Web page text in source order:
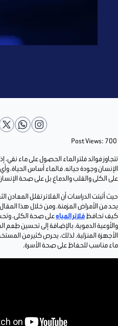
Post Views: 700
تتجاوز فوائد فلتر الماء الحصول على ماء
الإنسان وجودة حياته. فالماء أساس الحياة،
على الكلى والقلب والدماغ بل على صحة
حيث أثبتت الدراسات أن الفلاتر تقلل المعادن
يحد من الأمراض المزمنة. ومن خلال هذا
كيف تحافظفلاتر المياهعلى صحة الكلى،
والأوعية الدموية، بالإضافة إلى تحسين طعم
الأجهزة المنزلية. لذلك، يحرص كثير من
ماء مناسب للحفاظ على صحة الأسرة.